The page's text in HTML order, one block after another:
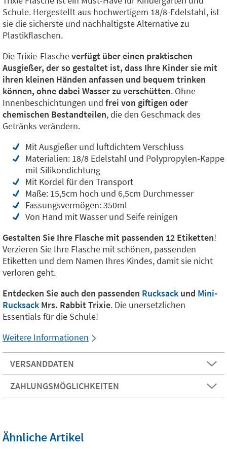
Schule. Hergestellt aus hochwertigem 18/8-Edelstahl, ist
sie die sicherste und nachhaltigste Alternative zu
Plastikflaschen.
Die Trixie-Flascheverfügt über einen praktischen
Ausgießer, der so gestaltet ist, dass Ihre Kinder sie mit
ihren kleinen Händen anfassen und bequem trinken
können, ohne dabei Wasser zu verschütten. Ohne
Innenbeschichtungen und frei von giftigen oder
chemischen Bestandteilen, die den Geschmack des
Getränks verändern.
Mit Ausgießer und luftdichtem Verschluss
Materialien: 18/8 Edelstahl und Polypropylen-Kappe
mit Silikondichtung
Mit Kordel für den Transport
Maße: 15,5cm hoch und 6,5cm Durchmesser
Fassungsvermögen: 350ml
Von Hand mit Wasser und Seife reinigen
Gestalten Sie Ihre Flasche mit passenden 12 Etiketten!
Verzieren Sie Ihre Flasche mit schönen, passenden
Etiketten und dem Namen Ihres Kindes, damit sie nicht
verloren geht.
Entdecken Sie auch den passenden Rucksack und Mini-
Rucksack Mrs. Rabbit Trixie. Die unersetzlichen
Essentials für die Schule!
Weitere Informationen
VERSANDDATEN
ZAHLUNGSMÖGLICHKEITEN
Ähnliche Artikel